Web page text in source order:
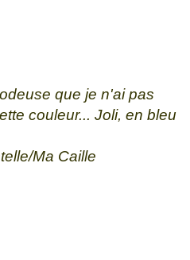
que je n'ai pas
couleur... Joli, en bleu
Ma Caille